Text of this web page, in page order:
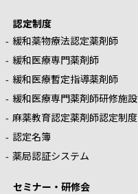
認定制度
緩和薬物療法認定薬剤師
緩和医療専門薬剤師
緩和医療暫定指導薬剤師
緩和医療専門薬剤師研修施設
麻薬教育認定薬剤師認定制度
認定名簿
薬局認証システム
セミナー・研修会